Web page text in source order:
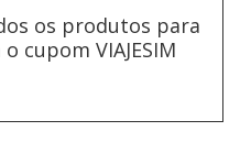
os produtos para
cupom VIAJESIM